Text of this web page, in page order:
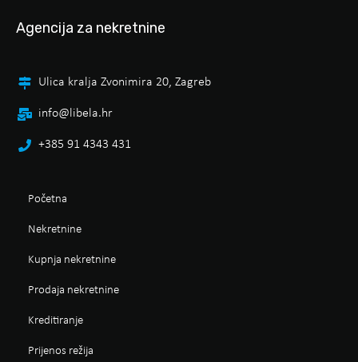
Agencija za nekretnine
Ulica kralja Zvonimira 20, Zagreb
info@libela.hr
+385 91 4343 431
Početna
Nekretnine
Kupnja nekretnine
Prodaja nekretnine
Kreditiranje
Prijenos režija